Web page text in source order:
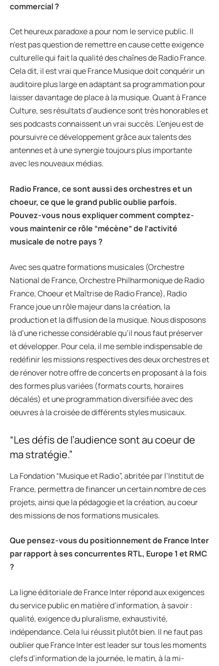
commercial ?
Cet heureux paradoxe a pour nom le service public. Il
n’est pas question de remettre en cause cette exigence
culturelle qui fait la qualité des chaînes de Radio France.
Cela dit, il est vrai que France Musique doit conquérir un
auditoire plus large en adaptant sa programmation pour
laisser davantage de place à la musique. Quant à France
Culture, ses résultats d’audience sont très honorables et
ses podcasts connaissent un vrai succès. L’enjeu est de
poursuivre ce développement grâce aux talents des
antennes et à une synergie toujours plus importante
avec les nouveaux médias.
Radio France, ce sont aussi des orchestres et un
choeur, ce que le grand public oublie parfois.
Pouvez-vous nous expliquer comment comptez-
vous maintenir ce rôle “mécène” de l’activité
musicale de notre pays ?
Avec ses quatre formations musicales (Orchestre
National de France, Orchestre Philharmonique de Radio
France, Choeur et Maîtrise de Radio France), Radio
France joue un rôle majeur dans la création, la
production et la diffusion de la musique. Nous disposons
là d’une richesse considérable qu’il nous faut préserver
et développer. Pour cela, il me semble indispensable de
redéfinir les missions respectives des deux orchestres et
de rénover notre offre de concerts en proposant à la fois
des formes plus variées (formats courts, horaires
décalés) et une programmation diversifiée avec des
oeuvres à la croisée de différents styles musicaux.
“Les défis de l’audience sont au coeur de
ma stratégie.”
La Fondation “Musique et Radio”, abritée par l’Institut de
France, permettra de financer un certain nombre de ces
projets, ainsi que la pédagogie et la création, au coeur
des missions de nos formations musicales.
Que pensez-vous du positionnement de France Inter
par rapport à ses concurrentes RTL, Europe 1 et RMC
?
La ligne éditoriale de France Inter répond aux exigences
du service public en matière d’information, à savoir :
qualité, exigence du pluralisme, exhaustivité,
indépendance. Cela lui réussit plutôt bien. Il ne faut pas
oublier que France Inter est leader sur tous les moments
clefs d’information de la journée, le matin, à la mi-